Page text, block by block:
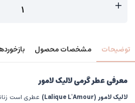
توضیحات مشخصات محصول
معرفی عطر گرمی لالیک لامور
لالیک لامور(Lalique L'Amour)
عطری است